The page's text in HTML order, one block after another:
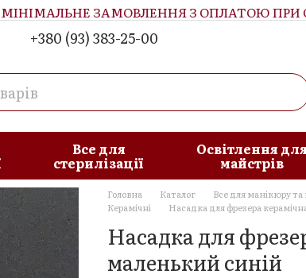
ЗАМОВЛЕННЯ З ОПЛАТОЮ ПРИ
+380 (93) 383-25-00
Все для
стерилізації
Освітлення для
майстрів
Головна Каталог Все для манікюру
Керамічні
Насадка для фрезера
Насадка для
маленький синій